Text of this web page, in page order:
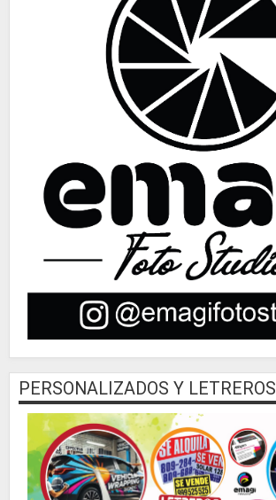
PERSONALIZADOS Y LETREROS